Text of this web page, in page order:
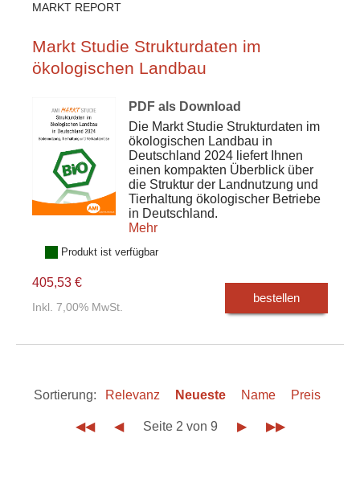
MARKT REPORT
Markt Studie Strukturdaten im
ökologischen Landbau
PDF als Download
Die Markt Studie Strukturdaten im
ökologischen Landbau in
Deutschland 2024 liefert Ihnen
einen kompakten Überblick über
die Struktur der Landnutzung und
Tierhaltung ökologischer Betriebe
in Deutschland.
Mehr
Produkt ist verfügbar
405,53 €
Inkl. 7,00% MwSt.
bestellen
Sortierung: Relevanz Neueste Name Preis
◀◀ ◀ Seite 2 von 9 ▶ ▶▶